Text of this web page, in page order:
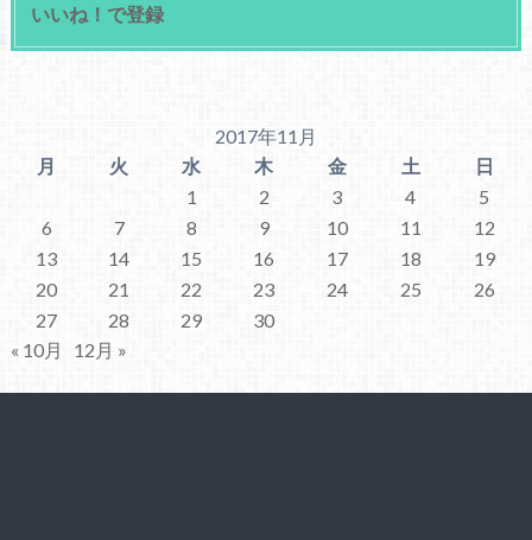
いいね！で登録
2017年11月
月
火 水 木 金 土
日
1
2 3 4
5
6
7 8 9 10 11
12
13
14 15 16 17 18
19
20
21 22 23 24 25
26
27
28 29
30
« 10月
12月 »